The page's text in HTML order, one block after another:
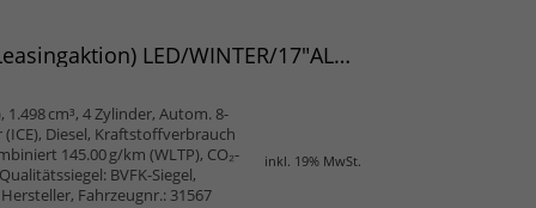
Verso TEAMPLAYER L2 1.5 D-4D 96 kW AT 7-Sitzer (Leasingaktion) LED/WINTER/17"ALU/SMART/PRIVACY/2ZK/5JGARANTIE/UVM.
inkl. 19% MwSt.
1.498 cm³, 4 Zylinder, Autom. 8-
Diesel, Kraftstoffverbrauch
145.00 g/km (WLTP), CO₂-
BVFK-Siegel,
Fahrzeugnr.: 31567